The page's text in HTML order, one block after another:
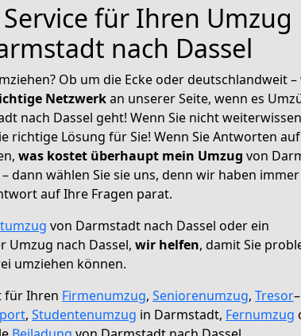
für Ihren Umzug
nach Dassel
Ob um die Ecke oder deutschlandweit
Netzwerkan unserer Seite, wenn es
nach Dassel geht! Wenn Sie nicht
richtige Lösung für Sie! Wenn Sie Antworten
was kostet überhaupt mein Umzug von
– dann wählen Sie sie uns, denn wir haben
auf Ihre Fragen parat.
von Darmstadt nach Dassel oder ein
Umzug nach Dassel, wir helfen, damit Sie
umziehen können.
für Ihren Firmenumzug, Seniorenumzug, Tresor
, Studentenumzug in Darmstadt, Fernumzug